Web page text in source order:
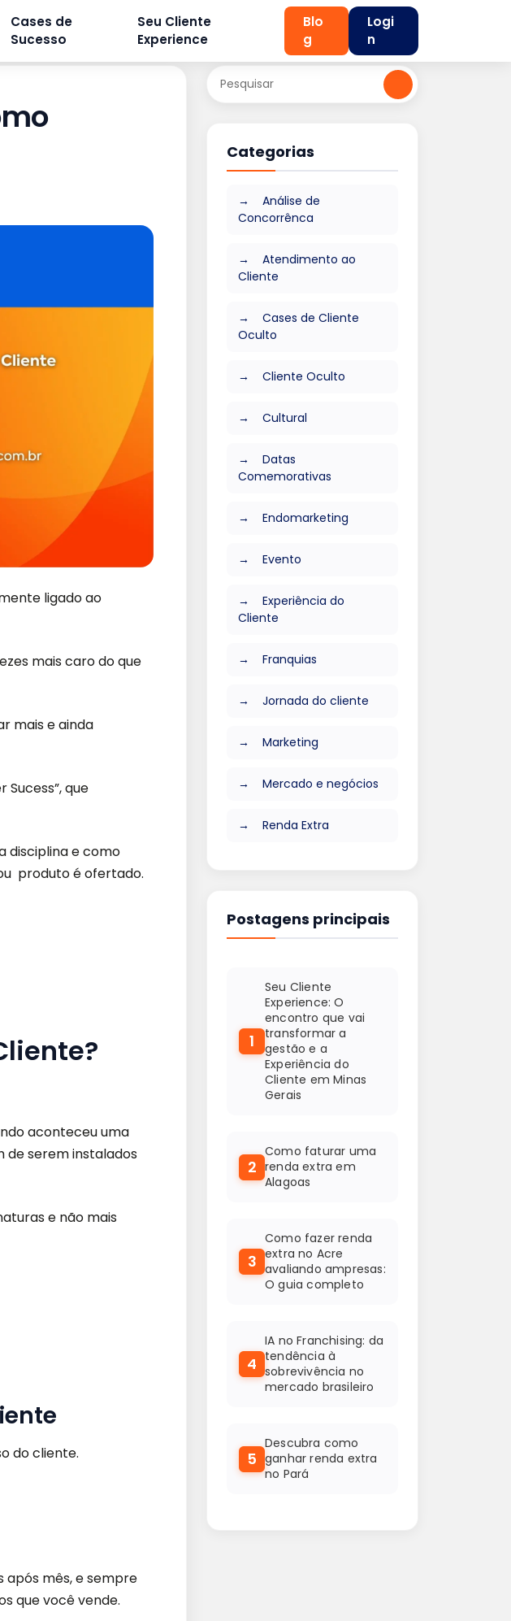
Cases de
Sucesso
Seu Cliente
Experience
Blo
g
Logi
n
ligado ao
mais caro do que
mais e ainda
que
disciplina e como
produto é ofertado.
aconteceu uma
de serem instalados
e não mais
do cliente.
após mês, e sempre
que você vende.
Categorias
Análise de
Concorrênca
Atendimento ao
Cliente
Cases de Cliente
Oculto
Cliente Oculto
Cultural
Datas
Comemorativas
Endomarketing
Evento
Experiência do
Cliente
Franquias
Jornada do cliente
Marketing
Mercado e negócios
Renda Extra
Postagens principais
1
Seu Cliente
Experience: O
encontro que vai
transformar a
gestão e a
Experiência do
Cliente em Minas
Gerais
2
Como faturar uma
renda extra em
Alagoas
3
Como fazer renda
extra no Acre
avaliando ampresas:
O guia completo
4
IA no Franchising: da
tendência à
sobrevivência no
mercado brasileiro
5
Descubra como
ganhar renda extra
no Pará